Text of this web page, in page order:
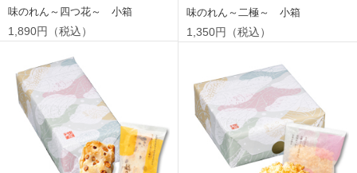
味のれん～四つ花～ 小箱
1,890円（税込）
味のれん～二極～ 小箱
1,350円（税込）